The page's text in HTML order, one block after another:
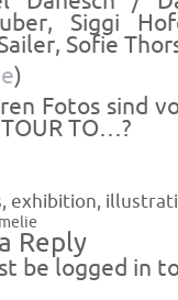
Siggi
Sofie
)
Fotos sind
TOUR TO…?
, exhibition,
Reply
be logged in